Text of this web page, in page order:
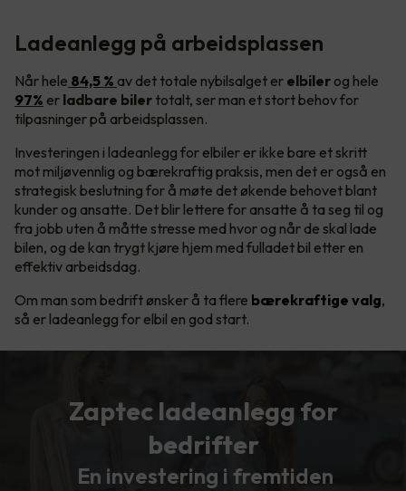
Ladeanlegg på arbeidsplassen
Når hele 84,5 % av det totale nybilsalget er elbiler og hele
97% er ladbare biler totalt, ser man et stort behov for
tilpasninger på arbeidsplassen.
Investeringen i ladeanlegg for elbiler er ikke bare et skritt
mot miljøvennlig og bærekraftig praksis, men det er også en
strategisk beslutning for å møte det økende behovet blant
kunder og ansatte. Det blir lettere for ansatte å ta seg til og
fra jobb uten å måtte stresse med hvor og når de skal lade
bilen, og de kan trygt kjøre hjem med fulladet bil etter en
effektiv arbeidsdag.
Om man som bedrift ønsker å ta flere bærekraftige valg,
så er ladeanlegg for elbil en god start.
Zaptec ladeanlegg for
bedrifter
En investering i fremtiden